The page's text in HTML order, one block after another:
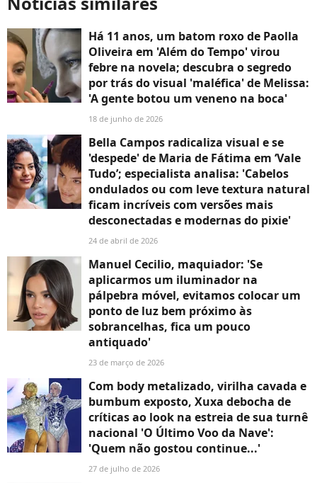
Há 11 anos, um batom roxo de Paolla
Oliveira em 'Além do Tempo' virou
febre na novela; descubra o segredo
por trás do visual 'maléfica' de Melissa:
'A gente botou um veneno na boca'
18 de junho de 2026
Bella Campos radicaliza visual e se
'despede' de Maria de Fátima em ‘Vale
Tudo’; especialista analisa: 'Cabelos
ondulados ou com leve textura natural
ficam incríveis com versões mais
desconectadas e modernas do pixie'
24 de abril de 2026
Manuel Cecilio, maquiador: 'Se
aplicarmos um iluminador na
pálpebra móvel, evitamos colocar um
ponto de luz bem próximo às
sobrancelhas, fica um pouco
antiquado'
23 de março de 2026
Com body metalizado, virilha cavada e
bumbum exposto, Xuxa debocha de
críticas ao look na estreia de sua turnê
nacional 'O Último Voo da Nave':
'Quem não gostou continue...'
27 de julho de 2026